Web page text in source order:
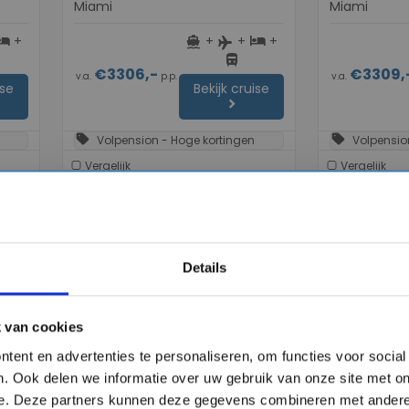
Details
van cookies
en advertenties te personaliseren, om functies voor
Ook delen we informatie over uw gebruik van onze site met
Deze partners kunnen deze gegevens combineren met
+
Miami
v.a. €3306,- p.p.
directions_boat + flight + hotel +
directions_bus
Bekijk cruise
chevron_right
sell Volpension - Hoge kortingen
Vergelijk
Miami
v.a.
sell
Vergelijk
favorite
chevron_right
favorite
chevron_right